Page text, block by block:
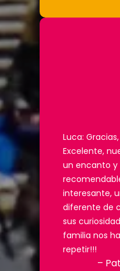
Luca:
Excelente,
un encanto
interesante,
diferente de
sus
familia nos
repetir!!!
–